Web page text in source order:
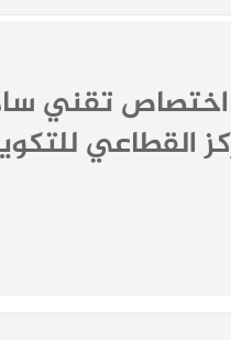
اختصاص تقني
القطاعي